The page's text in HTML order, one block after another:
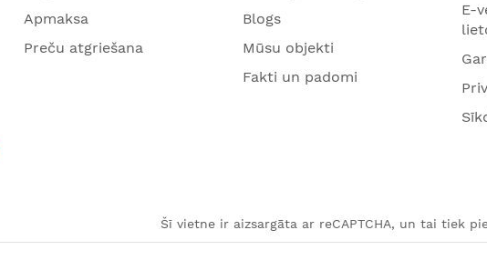
Apmaksa
Preču atgriešana
Blogs
Mūsu objekti
Fakti un padomi
E-
Šī vietne ir aizsargāta ar reCAPTCHA, un tai tiek